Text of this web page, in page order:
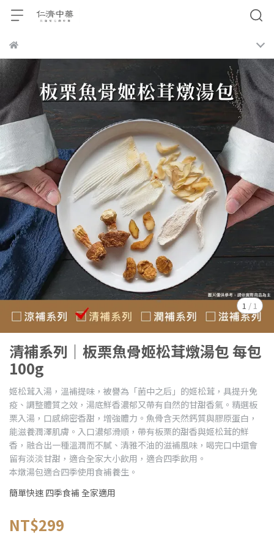
1 / 1
清補系列｜板栗魚骨姬松茸燉湯包 每包
100g
姬松茸入湯，溫補提味，被譽為「菌中之后」的姬松茸，具提升免
疫、調整體質之效，湯底鮮香濃郁又帶有自然的甘甜香氣。精選板
栗入湯，口感綿密香甜，增強體力。魚骨含天然鈣質與膠原蛋白，
能滋養潤澤肌膚。入口濃郁滑順，帶有板栗的甜香與姬松茸的鮮
香，融合出一種溫潤而不膩、清雅不油的滋補風味，喝完口中還會
留有淡淡甘甜，適合全家大小飲用，適合四季飲用。
本燉湯包適合四季使用食補養生。
簡單快速 四季食補 全家適用
NT$299